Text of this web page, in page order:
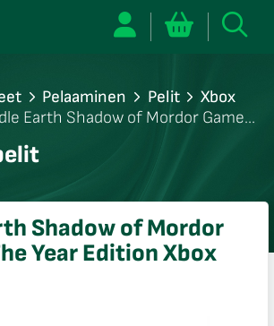
Pelaaminen Pelit
Xbox
Earth Shadow of Mordor Game
Shadow of Mordor
Year Edition Xbox